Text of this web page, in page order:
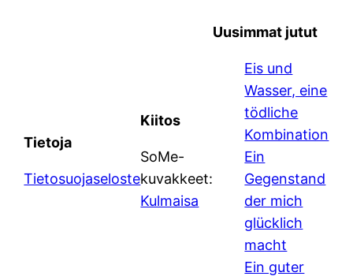
Tietoja
Tietosuojaseloste
Kiitos
SoMe-
kuvakkeet:
Kulmaisa
Uusimmat jutut
Eis und
Wasser, eine
tödliche
Kombination
Ein
Gegenstand
der mich
glücklich
macht
Ein guter